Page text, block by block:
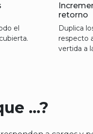
el
retorno
Duplica
respecto
vertida a
...?